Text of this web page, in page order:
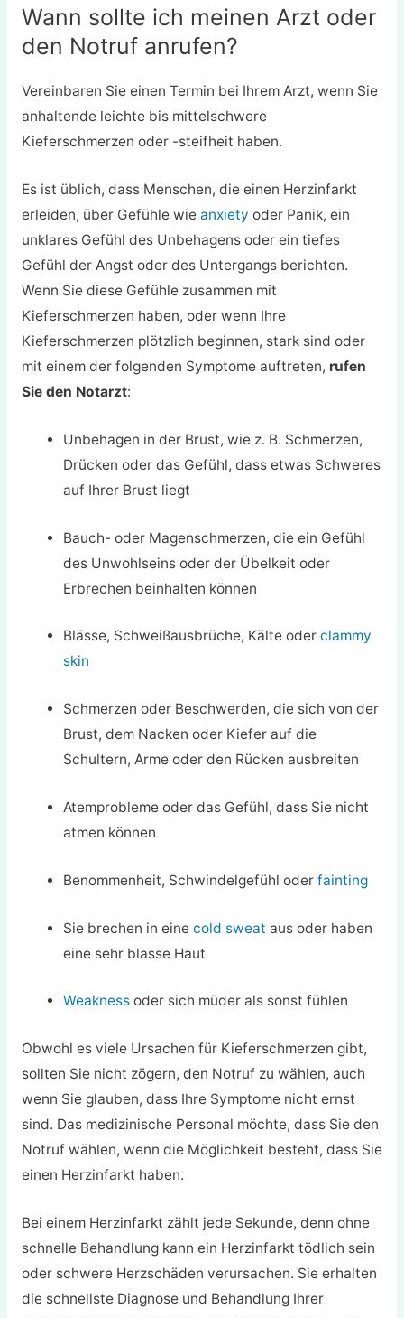
Wann sollte ich meinen Arzt oder
den Notruf anrufen?
Vereinbaren Sie einen Termin bei Ihrem Arzt, wenn Sie
anhaltende leichte bis mittelschwere
Kieferschmerzen oder -steifheit haben.
Es ist üblich, dass Menschen, die einen Herzinfarkt
erleiden, über Gefühle wie anxiety oder Panik, ein
unklares Gefühl des Unbehagens oder ein tiefes
Gefühl der Angst oder des Untergangs berichten.
Wenn Sie diese Gefühle zusammen mit
Kieferschmerzen haben, oder wenn Ihre
Kieferschmerzen plötzlich beginnen, stark sind oder
mit einem der folgenden Symptome auftreten, rufen
Sie den Notarzt:
Unbehagen in der Brust, wie z. B. Schmerzen,
Drücken oder das Gefühl, dass etwas Schweres
auf Ihrer Brust liegt
Bauch- oder Magenschmerzen, die ein Gefühl
des Unwohlseins oder der Übelkeit oder
Erbrechen beinhalten können
Blässe, Schweißausbrüche, Kälte oderclammy
skin
Schmerzen oder Beschwerden, die sich von der
Brust, dem Nacken oder Kiefer auf die
Schultern, Arme oder den Rücken ausbreiten
Atemprobleme oder das Gefühl, dass Sie nicht
atmen können
Benommenheit, Schwindelgefühl oderfainting
Sie brechen in einecold sweat aus oder haben
eine sehr blasse Haut
Weakness oder sich müder als sonst fühlen
Obwohl es viele Ursachen für Kieferschmerzen gibt,
sollten Sie nicht zögern, den Notruf zu wählen, auch
wenn Sie glauben, dass Ihre Symptome nicht ernst
sind. Das medizinische Personal möchte, dass Sie den
Notruf wählen, wenn die Möglichkeit besteht, dass Sie
einen Herzinfarkt haben.
Bei einem Herzinfarkt zählt jede Sekunde, denn ohne
schnelle Behandlung kann ein Herzinfarkt tödlich sein
oder schwere Herzschäden verursachen. Sie erhalten
die schnellste Diagnose und Behandlung Ihrer